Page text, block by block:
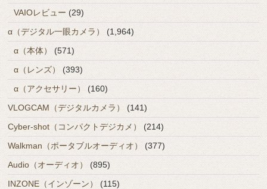
VAIOレビュー (29)
α（デジタル一眼カメラ）
(1,964)
α（本体）
(571)
α（レンズ）
(393)
α（アクセサリー）
(160)
VLOGCAM（デジタルカメラ）
(141)
Cyber-shot（コンパクトデジカメ）
(214)
Walkman（ポータブルオーディオ）
(377)
Audio（オーディオ）
(895)
INZONE（インゾーン）
(115)